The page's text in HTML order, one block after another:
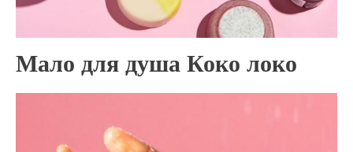
Мало для душа Коко локо